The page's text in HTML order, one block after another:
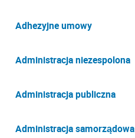
Adhezyjne umowy
Administracja niezespolona
Administracja publiczna
Administracja samorządowa